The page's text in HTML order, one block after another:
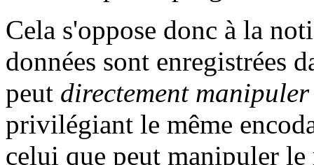
Cela s'oppose donc à la
données sont enregistrées
peut directement
privilégiant le même
celui que peut manipuler